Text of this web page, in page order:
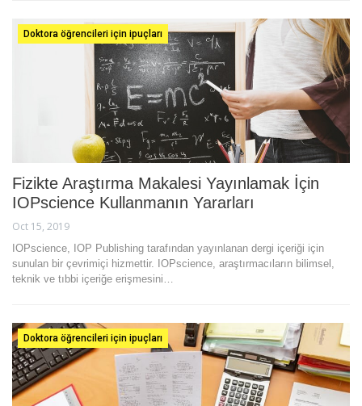
Doktora öğrencileri için ipuçları
Fizikte Araştırma Makalesi Yayınlamak İçin
IOPscience Kullanmanın Yararları
Oct 15, 2019
IOPscience, IOP Publishing tarafından yayınlanan dergi içeriği için
sunulan bir çevrimiçi hizmettir. IOPscience, araştırmacıların bilimsel,
teknik ve tıbbi içeriğe erişmesini…
Doktora öğrencileri için ipuçları